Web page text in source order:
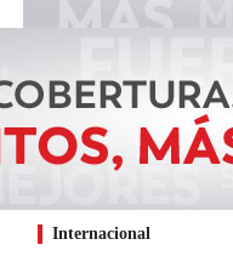
Internacional